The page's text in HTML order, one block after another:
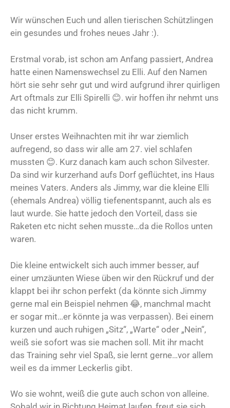
Wir wünschen Euch und allen tierischen Schützlingen
ein gesundes und frohes neues Jahr :).
Erstmal vorab, ist schon am Anfang passiert, Andrea
hatte einen Namenswechsel zu Elli. Auf den Namen
hört sie sehr sehr gut und wird aufgrund ihrer quirligen
Art oftmals zur Elli Spirelli 😊. wir hoffen ihr nehmt uns
das nicht krumm.
Unser erstes Weihnachten mit ihr war ziemlich
aufregend, so dass wir alle am 27. viel schlafen
mussten 😊. Kurz danach kam auch schon Silvester.
Da sind wir kurzerhand aufs Dorf geflüchtet, ins Haus
meines Vaters. Anders als Jimmy, war die kleine Elli
(ehemals Andrea) völlig tiefenentspannt, auch als es
laut wurde. Sie hatte jedoch den Vorteil, dass sie
Raketen etc nicht sehen musste…da die Rollos unten
waren.
Die kleine entwickelt sich auch immer besser, auf
einer umzäunten Wiese üben wir den Rückruf und der
klappt bei ihr schon perfekt (da könnte sich Jimmy
gerne mal ein Beispiel nehmen 😂, manchmal macht
er sogar mit…er könnte ja was verpassen). Bei einem
kurzen und auch ruhigen „Sitz“, „Warte“ oder „Nein“,
weiß sie sofort was sie machen soll. Mit ihr macht
das Training sehr viel Spaß, sie lernt gerne…vor allem
weil es da immer Leckerlis gibt.
Wo sie wohnt, weiß die gute auch schon von alleine.